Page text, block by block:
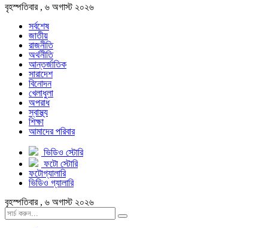
বৃহস্পতিবার , ৬ অগাস্ট ২০২৬
সর্বশেষ
জাতীয়
রাজনীতি
অর্থনীতি
আন্তর্জাতিক
সারাদেশ
বিনোদন
খেলাধুলা
অপরাধ
স্বাস্থ্য
শিক্ষা
আমাদের পরিবার
ভিডিও স্টোরি
ফটো স্টোরি
ফটোগ্যালারি
ভিডিও গ্যালারি
বৃহস্পতিবার , ৬ অগাস্ট ২০২৬